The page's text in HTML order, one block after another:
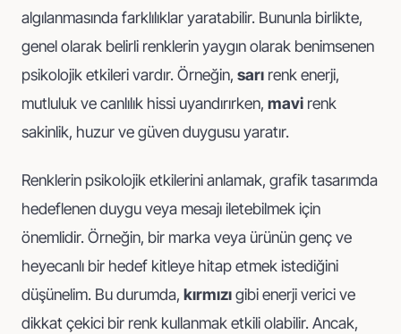
algılanmasında farklılıklar yaratabilir. Bununla birlikte,
genel olarak belirli renklerin yaygın olarak benimsenen
psikolojik etkileri vardır. Örneğin, sarı renk enerji,
mutluluk ve canlılık hissi uyandırırken, mavi renk
sakinlik, huzur ve güven duygusu yaratır.
Renklerin psikolojik etkilerini anlamak, grafik tasarımda
hedeflenen duygu veya mesajı iletebilmek için
önemlidir. Örneğin, bir marka veya ürünün genç ve
heyecanlı bir hedef kitleye hitap etmek istediğini
düşünelim. Bu durumda, kırmızıgibi enerji verici ve
dikkat çekici bir renk kullanmak etkili olabilir. Ancak,